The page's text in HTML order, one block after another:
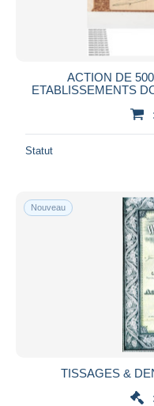
ACTION DE
ETABLISSEMENTS
Statut
Nouveau
TISSAGES &